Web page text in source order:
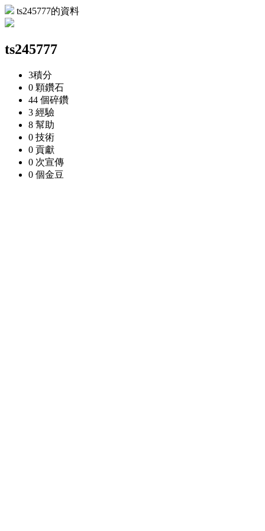
ts245777的資料
ts245777
3積分
0 顆鑽石
44 個碎鑽
3 經驗
8 幫助
0 技術
0 貢獻
0 次宣傳
0 個金豆